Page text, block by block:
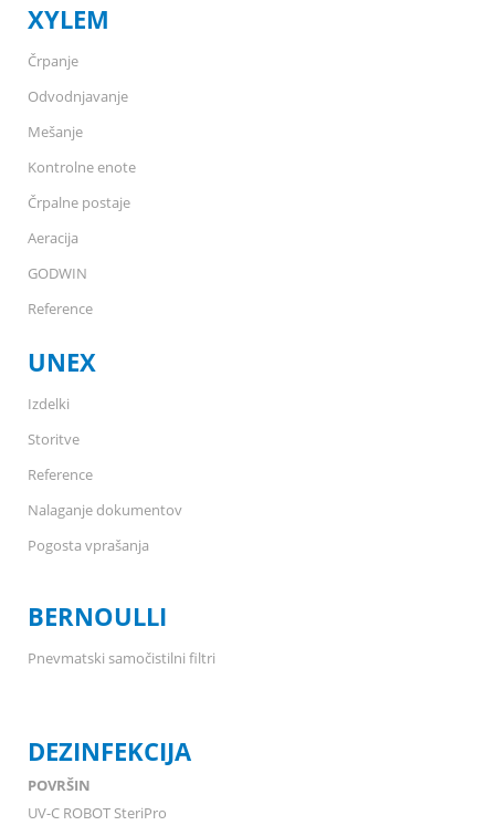
XYLEM
Črpanje
Odvodnjavanje
Mešanje
Kontrolne enote
Črpalne postaje
Aeracija
GODWIN
Reference
UNEX
Izdelki
Storitve
Reference
Nalaganje dokumentov
Pogosta vprašanja
BERNOULLI
Pnevmatski samočistilni filtri
DEZINFEKCIJA
POVRŠIN
UV-C ROBOT SteriPro